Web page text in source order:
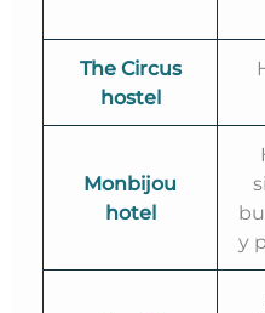
The Circus
hostel
Monbijou
hotel
y